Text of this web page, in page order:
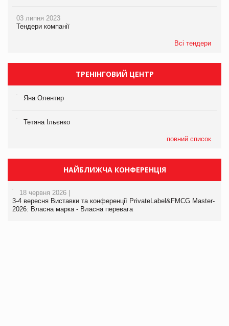
03 липня 2023
Тендери компанії
Всі тендери
ТРЕНІНГОВИЙ ЦЕНТР
Яна Олентир
Тетяна Ільєнко
повний список
НАЙБЛИЖЧА КОНФЕРЕНЦІЯ
18 червня 2026 |
3-4 вересня Виставки та конференції PrivateLabel&FMCG Master-
2026: Власна марка - Власна перевага